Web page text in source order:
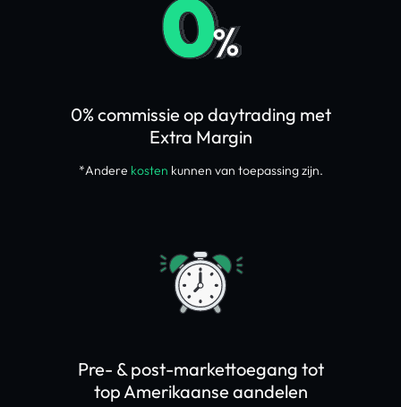
*Andere kosten kunnen van toepassing zijn.
0% commissie op daytrading met
Extra Margin
Pre- & post-markettoegang tot
top Amerikaanse aandelen